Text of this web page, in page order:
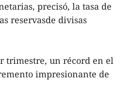
precisó, la tasa de
reservasde divisas
trimestre, un récord en el
impresionante de